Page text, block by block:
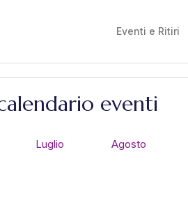
Eventi e Ritiri
eventi
Luglio Agosto